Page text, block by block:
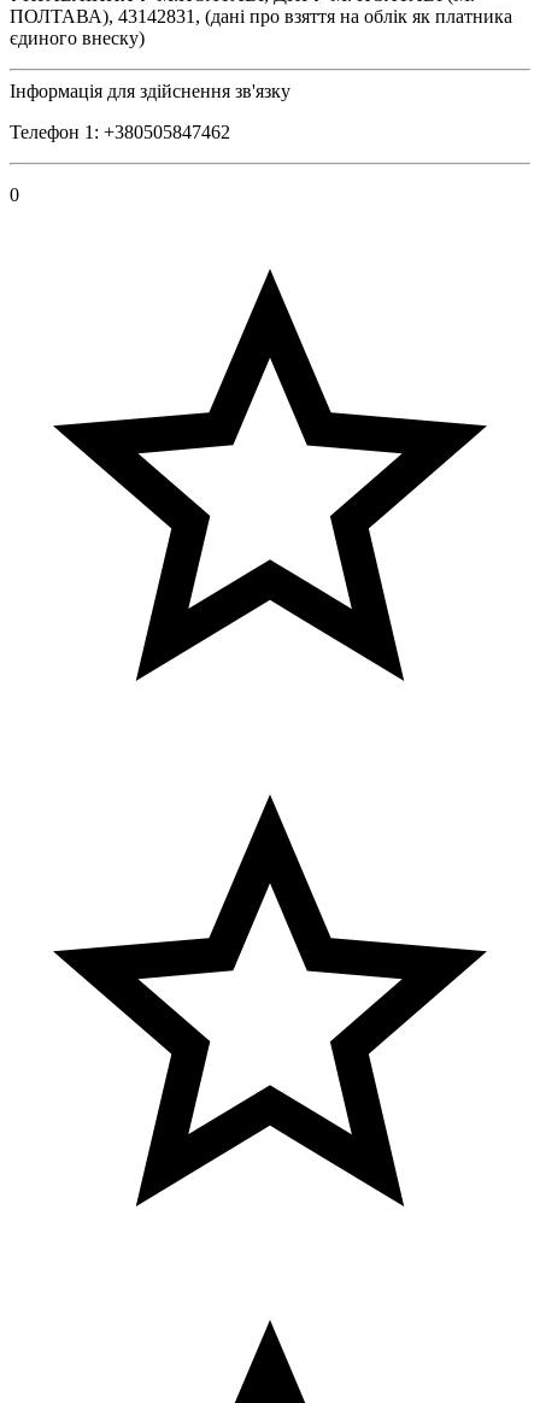
ПОЛТАВА), 43142831, (дані про взяття на облік як платника
єдиного внеску)
Інформація для здійснення зв'язку
Телефон 1: +380505847462
0